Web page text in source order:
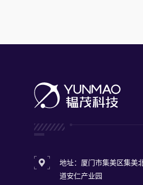
地址：厦门市集美区集美
道安仁产业园